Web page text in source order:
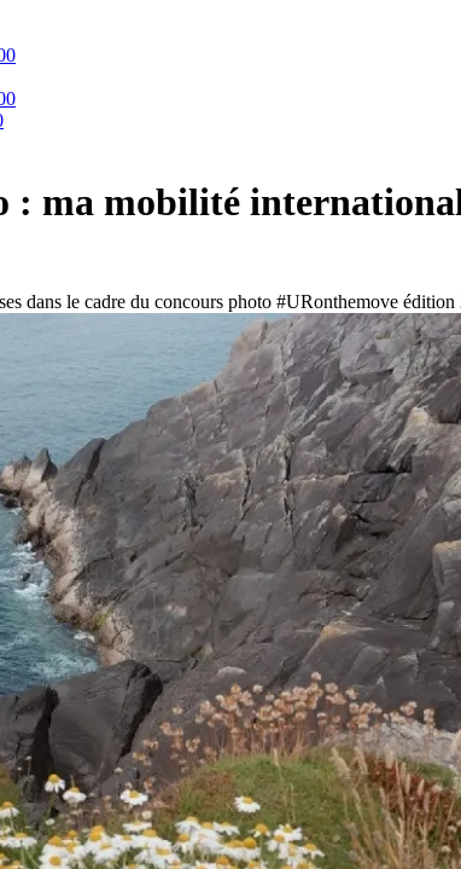
: ma mobilité
dans le cadre du concours photo #URonthemove édition